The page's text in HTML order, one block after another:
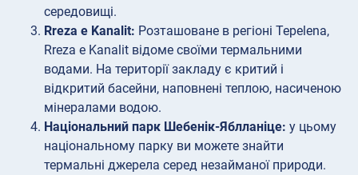
середовищі.
Rreza e Kanalit: Розташоване в регіоні Tepelena,
Rreza e Kanalit відоме своїми термальними
водами. На території закладу є критий і
відкритий басейни, наповнені теплою, насиченою
мінералами водою.
Національний парк Шебенік-Яблланіце: у цьому
національному парку ви можете знайти
термальні джерела серед незайманої природи.